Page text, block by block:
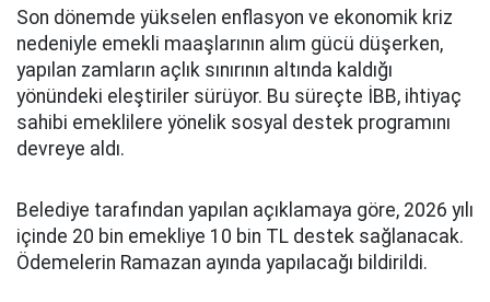
Son dönemde yükselen enflasyon ve ekonomik kriz
nedeniyle emekli maaşlarının alım gücü düşerken,
yapılan zamların açlık sınırının altında kaldığı
yönündeki eleştiriler sürüyor. Bu süreçte İBB, ihtiyaç
sahibi emeklilere yönelik sosyal destek programını
devreye aldı.
Belediye tarafından yapılan açıklamaya göre, 2026 yılı
içinde 20 bin emekliye 10 bin TL destek sağlanacak.
Ödemelerin Ramazan ayında yapılacağı bildirildi.